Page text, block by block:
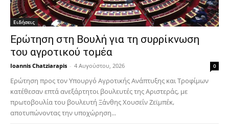
Ειδήσεις
Ερώτηση στη Βουλή για τη συρρίκνωση
του αγροτικού τομέα
Ioannis Chatziarapis - 4 Αυγούστου, 2026 0
Ερώτηση προς τον Υπουργό Αγροτικής Ανάπτυξης και Τροφίμων
κατέθεσαν επτά ανεξάρτητοι βουλευτές της Αριστεράς, με
πρωτοβουλία του βουλευτή Ξάνθης Χουσεΐν Ζεϊμπέκ,
αποτυπώνοντας την υποχώρηση...